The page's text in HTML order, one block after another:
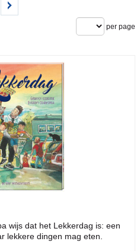
per page
wijs dat het Lekkerdag is: een
lekkere dingen mag eten.